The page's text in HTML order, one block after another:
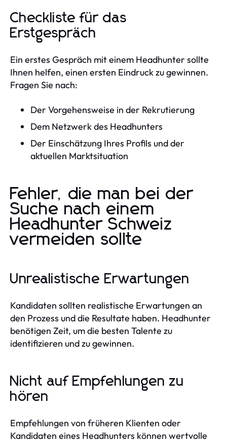
Checkliste für das
Erstgespräch
Ein erstes Gespräch mit einem Headhunter sollte
Ihnen helfen, einen ersten Eindruck zu gewinnen.
Fragen Sie nach:
Der Vorgehensweise in der Rekrutierung
Dem Netzwerk des Headhunters
Der Einschätzung Ihres Profils und der
aktuellen Marktsituation
Fehler, die man bei der
Suche nach einem
Headhunter Schweiz
vermeiden sollte
Unrealistische Erwartungen
Kandidaten sollten realistische Erwartungen an
den Prozess und die Resultate haben. Headhunter
benötigen Zeit, um die besten Talente zu
identifizieren und zu gewinnen.
Nicht auf Empfehlungen zu
hören
Empfehlungen von früheren Klienten oder
Kandidaten eines Headhunters können wertvolle